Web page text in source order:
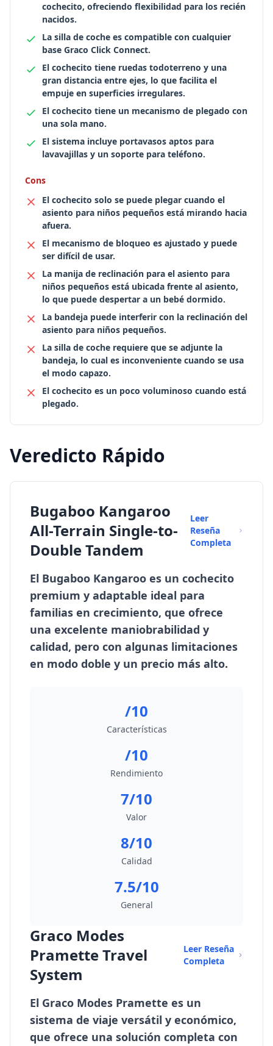
cochecito, ofreciendo flexibilidad para los recién
nacidos.
La silla de coche es compatible con cualquier
base Graco Click Connect.
El cochecito tiene ruedas todoterreno y una
gran distancia entre ejes, lo que facilita el
empuje en superficies irregulares.
El cochecito tiene un mecanismo de plegado con
una sola mano.
El sistema incluye portavasos aptos para
lavavajillas y un soporte para teléfono.
Cons
El cochecito solo se puede plegar cuando el
asiento para niños pequeños está mirando hacia
afuera.
El mecanismo de bloqueo es ajustado y puede
ser difícil de usar.
La manija de reclinación para el asiento para
niños pequeños está ubicada frente al asiento,
lo que puede despertar a un bebé dormido.
La bandeja puede interferir con la reclinación del
asiento para niños pequeños.
La silla de coche requiere que se adjunte la
bandeja, lo cual es inconveniente cuando se usa
el modo capazo.
El cochecito es un poco voluminoso cuando está
plegado.
Veredicto Rápido
Bugaboo Kangaroo
All-Terrain Single-to-
Double Tandem
Leer
Reseña
Completa
El Bugaboo Kangaroo es un cochecito
premium y adaptable ideal para
familias en crecimiento, que ofrece
una excelente maniobrabilidad y
calidad, pero con algunas limitaciones
en modo doble y un precio más alto.
/10
Características
/10
Rendimiento
7/10
Valor
8/10
Calidad
7.5/10
General
Graco Modes
Pramette Travel
System
Leer Reseña
Completa
El Graco Modes Pramette es un
sistema de viaje versátil y económico,
que ofrece una solución completa con